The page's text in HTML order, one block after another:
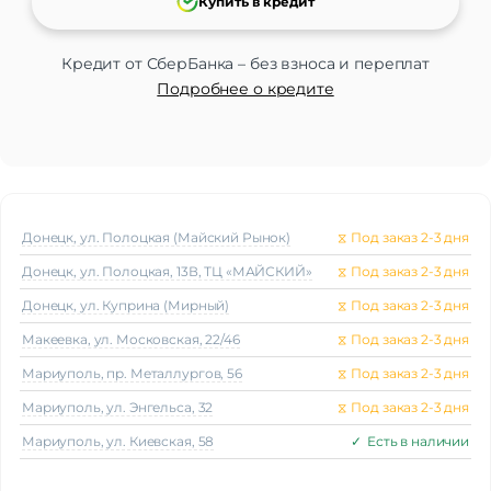
Кредит от СберБанка – без взноса и переплат
Подробнее о кредите
Донецк, ул. Полоцкая (Майский Рынок) ⧖ Под заказ 2-3 дня
Донецк, ул. Полоцкая, 13В, ТЦ «МАЙСКИЙ» ⧖ Под заказ 2-3 дня
Донецк, ул. Куприна (Мирный) ⧖ Под заказ 2-3 дня
Макеeвка, ул. Московская, 22/46 ⧖ Под заказ 2-3 дня
Мариуполь, пр. Металлургов, 56 ⧖ Под заказ 2-3 дня
Мариуполь, ул. Энгельса, 32 ⧖ Под заказ 2-3 дня
Мариуполь, ул. Киевская, 58 ✓ Есть в наличии